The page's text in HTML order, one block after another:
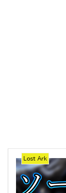
Lost Ark